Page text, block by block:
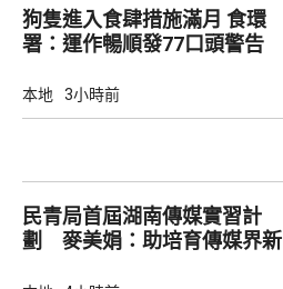
狗隻進入食肆措施滿月 食環
署：運作暢順發77口頭警告
本地 3小時前
民青局首屆湖南傳媒實習計
劃 麥美娟：助培育傳媒界新